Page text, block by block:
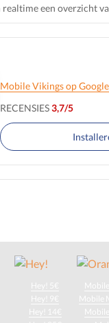
realtime een overzicht
Mobile Vikings op
RECENSIES3,7/5
Hey! 5€
Hey! 9€
Hey! 14€
Mobile
Mobile